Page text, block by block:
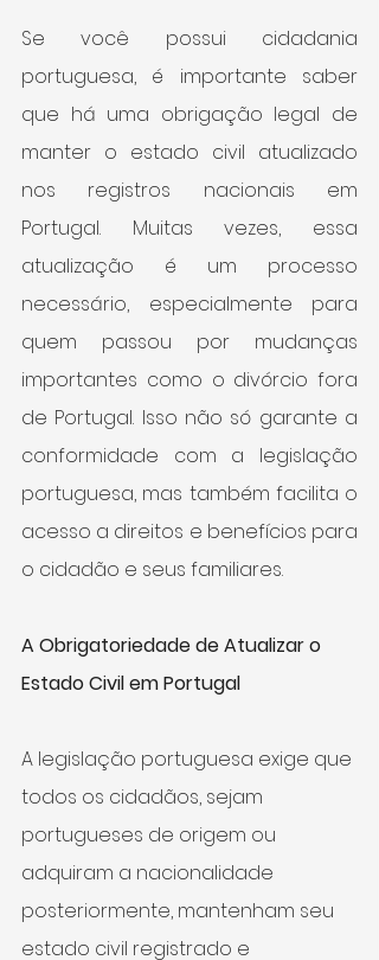
Se você possui cidadania
portuguesa, é importante saber
que há uma obrigação legal de
manter o estado civil atualizado
nos registros nacionais em
Portugal. Muitas vezes, essa
atualização é um processo
necessário, especialmente para
quem passou por mudanças
importantes como o divórcio fora
de Portugal. Isso não só garante a
conformidade com a legislação
portuguesa, mas também facilita o
acesso a direitos e benefícios para
o cidadão e seus familiares.
A Obrigatoriedade de Atualizar o
Estado Civil em Portugal
A legislação portuguesa exige que
todos os cidadãos, sejam
portugueses de origem ou
adquiram a nacionalidade
posteriormente, mantenham seu
estado civil registrado e